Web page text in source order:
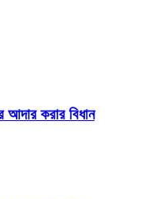
আদার করার বিধান